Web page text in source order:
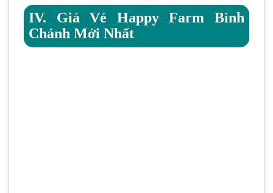
IV. Giá Vé Happy Farm Bình
Chánh Mới Nhất